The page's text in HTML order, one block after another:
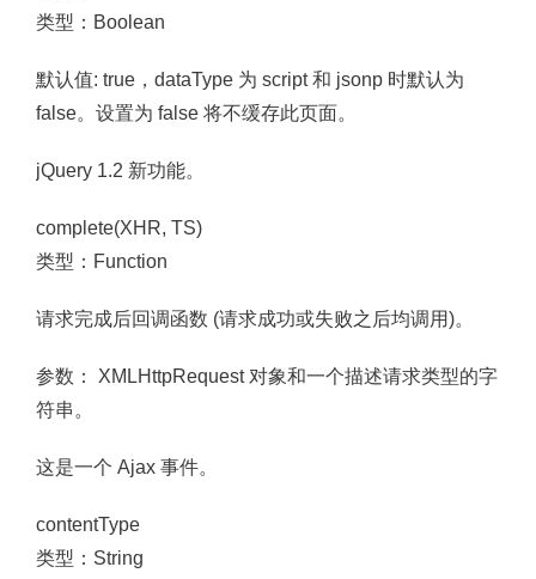
类型：Boolean
默认值: true，dataType 为 script 和 jsonp 时默认为
false。设置为 false 将不缓存此页面。
jQuery 1.2 新功能。
complete(XHR, TS)
类型：Function
请求完成后回调函数 (请求成功或失败之后均调用)。
参数： XMLHttpRequest 对象和一个描述请求类型的字
符串。
这是一个 Ajax 事件。
contentType
类型：String